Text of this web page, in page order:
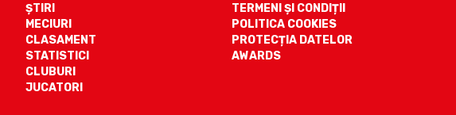
ȘTIRI
MECIURI
CLASAMENT
STATISTICI
CLUBURI
JUCATORI
TERMENI ȘI CONDIȚII
POLITICA COOKIES
PROTECȚIA DATELOR
AWARDS